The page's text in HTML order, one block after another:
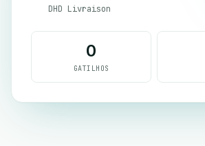
DHD Livraison
0
GATILHOS